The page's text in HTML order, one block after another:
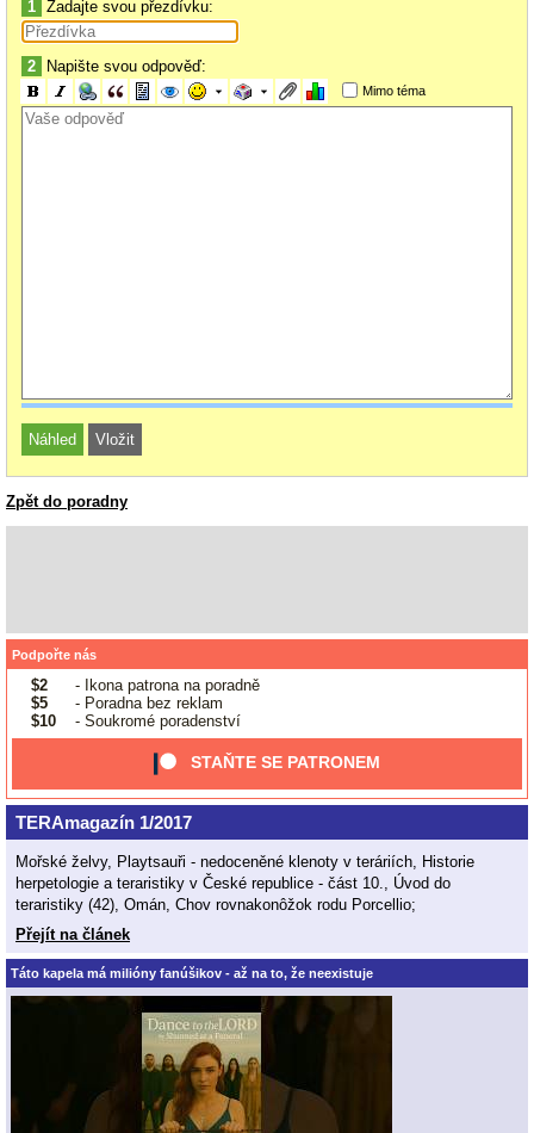
1 Zadajte svou přezdívku:
2 Napište svou odpověď:
Mimo téma
Zpět do poradny
Podpořte nás
$2
- Ikona patrona na poradně
$5
- Poradna bez reklam
$10
- Soukromé poradenství
STAŇTE SE PATRONEM
TERAmagazín 1/2017
Mořské želvy, Playtsauři - nedoceněné klenoty v teráriích, Historie
herpetologie a teraristiky v České republice - část 10., Úvod do
teraristiky (42), Omán, Chov rovnakonôžok rodu Porcellio;
Přejít na článek
Táto kapela má milióny fanúšikov - až na to, že neexistuje